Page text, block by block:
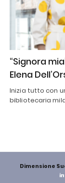
“Signora
Elena
Inizia tutto con
bibliotecaria
Dimensione